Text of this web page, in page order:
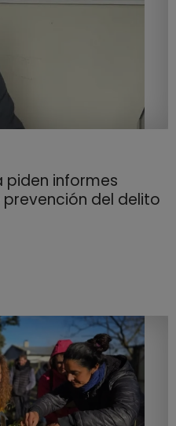
piden informes
del delito